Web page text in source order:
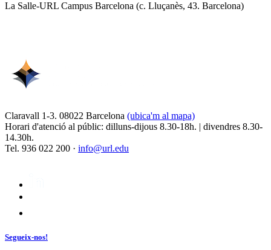
La Salle-URL Campus Barcelona (c. Lluçanès, 43. Barcelona)
Claravall 1-3. 08022 Barcelona (ubica'm al mapa)
Horari d'atenció al públic: dilluns-dijous 8.30-18h. | divendres 8.30-
14.30h.
Tel. 936 022 200 · info@url.edu
Segueix-nos!